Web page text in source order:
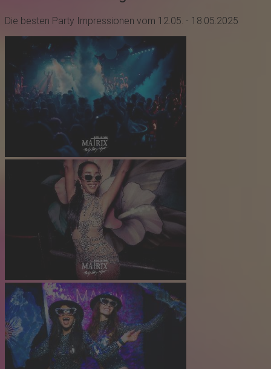
Die besten Party Impressionen vom 12.05. - 18.05.2025